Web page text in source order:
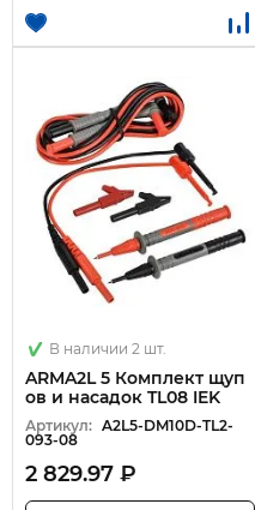
В наличии 2 шт.
ARMA2L 5 Комплект щуп
ов и насадок TL08 IEK
Артикул: A2L5-DM10D-TL2-
093-08
2 829.97 ₽